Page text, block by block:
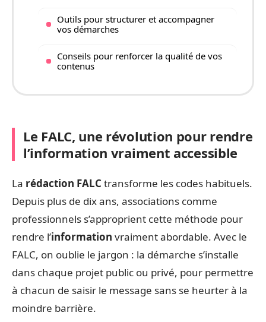
Outils pour structurer et accompagner
vos démarches
Conseils pour renforcer la qualité de vos
contenus
Le FALC, une révolution pour rendre
l’information vraiment accessible
La rédaction FALC transforme les codes habituels.
Depuis plus de dix ans, associations comme
professionnels s’approprient cette méthode pour
rendre l’information vraiment abordable. Avec le
FALC, on oublie le jargon : la démarche s’installe
dans chaque projet public ou privé, pour permettre
à chacun de saisir le message sans se heurter à la
moindre barrière.